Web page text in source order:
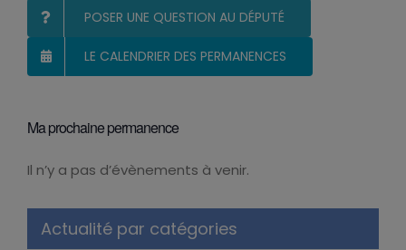
POSER UNE QUESTION AU DÉPUTÉ
LE CALENDRIER DES PERMANENCES
Ma prochaine permanence
Il n’y a pas d’évènements à venir.
Actualité par catégories